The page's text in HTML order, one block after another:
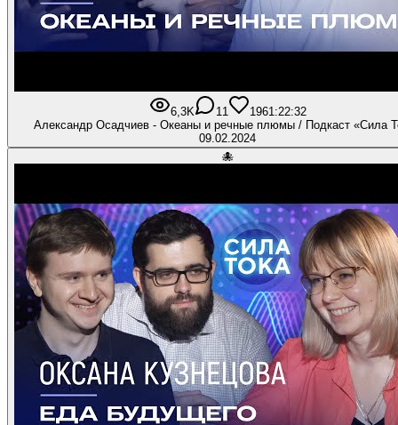
6,3K 11 1961:22:32
Александр Осадчиев - Океаны и речные плюмы / Подкаст «Сила
09.02.2024
🐙